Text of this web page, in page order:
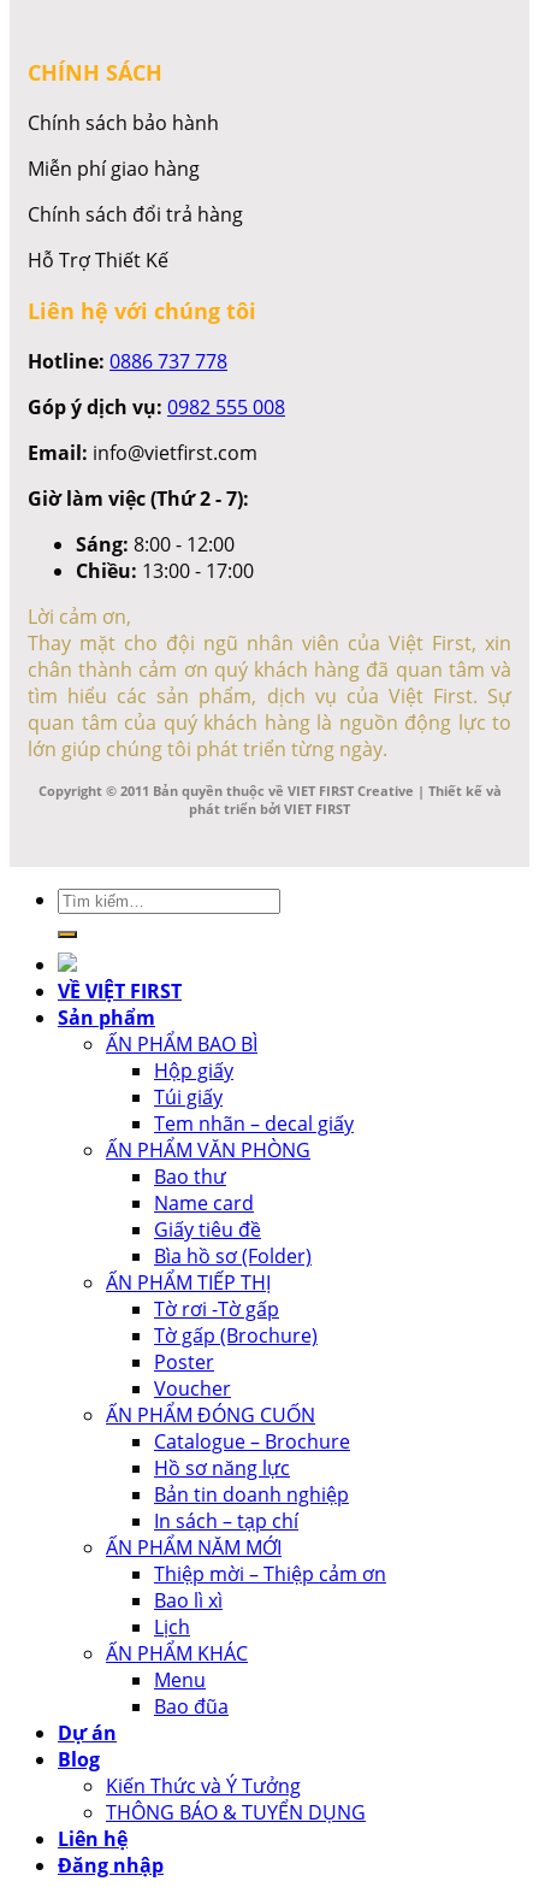
CHÍNH SÁCH
Chính sách bảo hành
Miễn phí giao hàng
Chính sách đổi trả hàng
Hỗ Trợ Thiết Kế
Liên hệ với chúng tôi
Hotline: 0886 737 778
Góp ý dịch vụ: 0982 555 008
Email: info@vietfirst.com
Giờ làm việc (Thứ 2 - 7):
Sáng: 8:00 - 12:00
Chiều: 13:00 - 17:00
Lời cảm ơn,
Thay mặt cho đội ngũ nhân viên của Việt First, xin
chân thành cảm ơn quý khách hàng đã quan tâm và
tìm hiểu các sản phẩm, dịch vụ của Việt First. Sự
quan tâm của quý khách hàng là nguồn động lực to
lớn giúp chúng tôi phát triển từng ngày.
Copyright © 2011 Bản quyền thuộc về VIET FIRST Creative | Thiết kế và
phát triển bởi VIET FIRST
Tìm
kiếm:
VỀ VIỆT FIRST
Sản phẩm
ẤN PHẨM BAO BÌ
Hộp giấy
Túi giấy
Tem nhãn – decal giấy
ẤN PHẨM VĂN PHÒNG
Bao thư
Name card
Giấy tiêu đề
Bìa hồ sơ (Folder)
ẤN PHẨM TIẾP THỊ
Tờ rơi -Tờ gấp
Tờ gấp (Brochure)
Poster
Voucher
ẤN PHẨM ĐÓNG CUỐN
Catalogue – Brochure
Hồ sơ năng lực
Bản tin doanh nghiệp
In sách – tạp chí
ẤN PHẨM NĂM MỚI
Thiệp mời – Thiệp cảm ơn
Bao lì xì
Lịch
ẤN PHẨM KHÁC
Menu
Bao đũa
Dự án
Blog
Kiến Thức và Ý Tưởng
THÔNG BÁO & TUYỂN DỤNG
Liên hệ
Đăng nhập